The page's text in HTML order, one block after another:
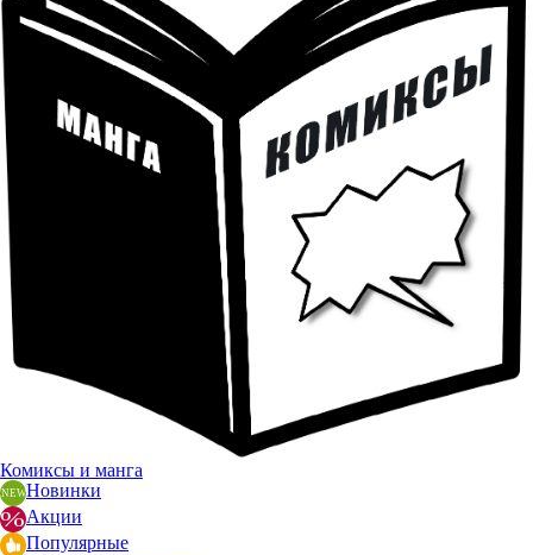
Комиксы и манга
Новинки
Акции
Популярные